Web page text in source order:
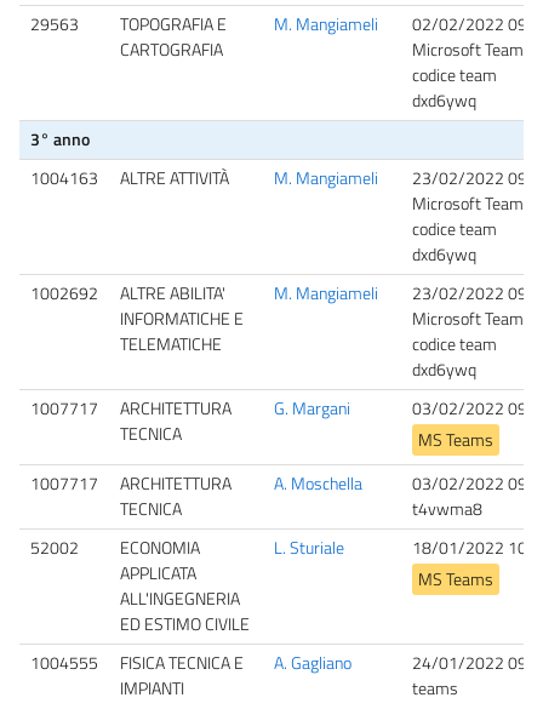
29563
TOPOGRAFIA E
CARTOGRAFIA
M. Mangiameli
02/02/2022
Microsoft Teams,
codice team
dxd6ywq
3° anno
1004163
ALTRE ATTIVITÀ M. Mangiameli
23/02/2022
Microsoft Teams,
codice team
dxd6ywq
1002692
ALTRE ABILITA'
INFORMATICHE E
TELEMATICHE
M. Mangiameli
23/02/2022
Microsoft Teams,
codice team
dxd6ywq
1007717
ARCHITETTURA
TECNICA
G. Margani
03/02/2022
MS Teams
1007717
ARCHITETTURA
TECNICA
A. Moschella
03/02/2022
t4vwma8
52002
ECONOMIA
APPLICATA
ALL'INGEGNERIA
ED ESTIMO CIVILE
L. Sturiale
18/01/2022
MS Teams
1004555
FISICA TECNICA E
IMPIANTI
A. Gagliano
24/01/2022
teams